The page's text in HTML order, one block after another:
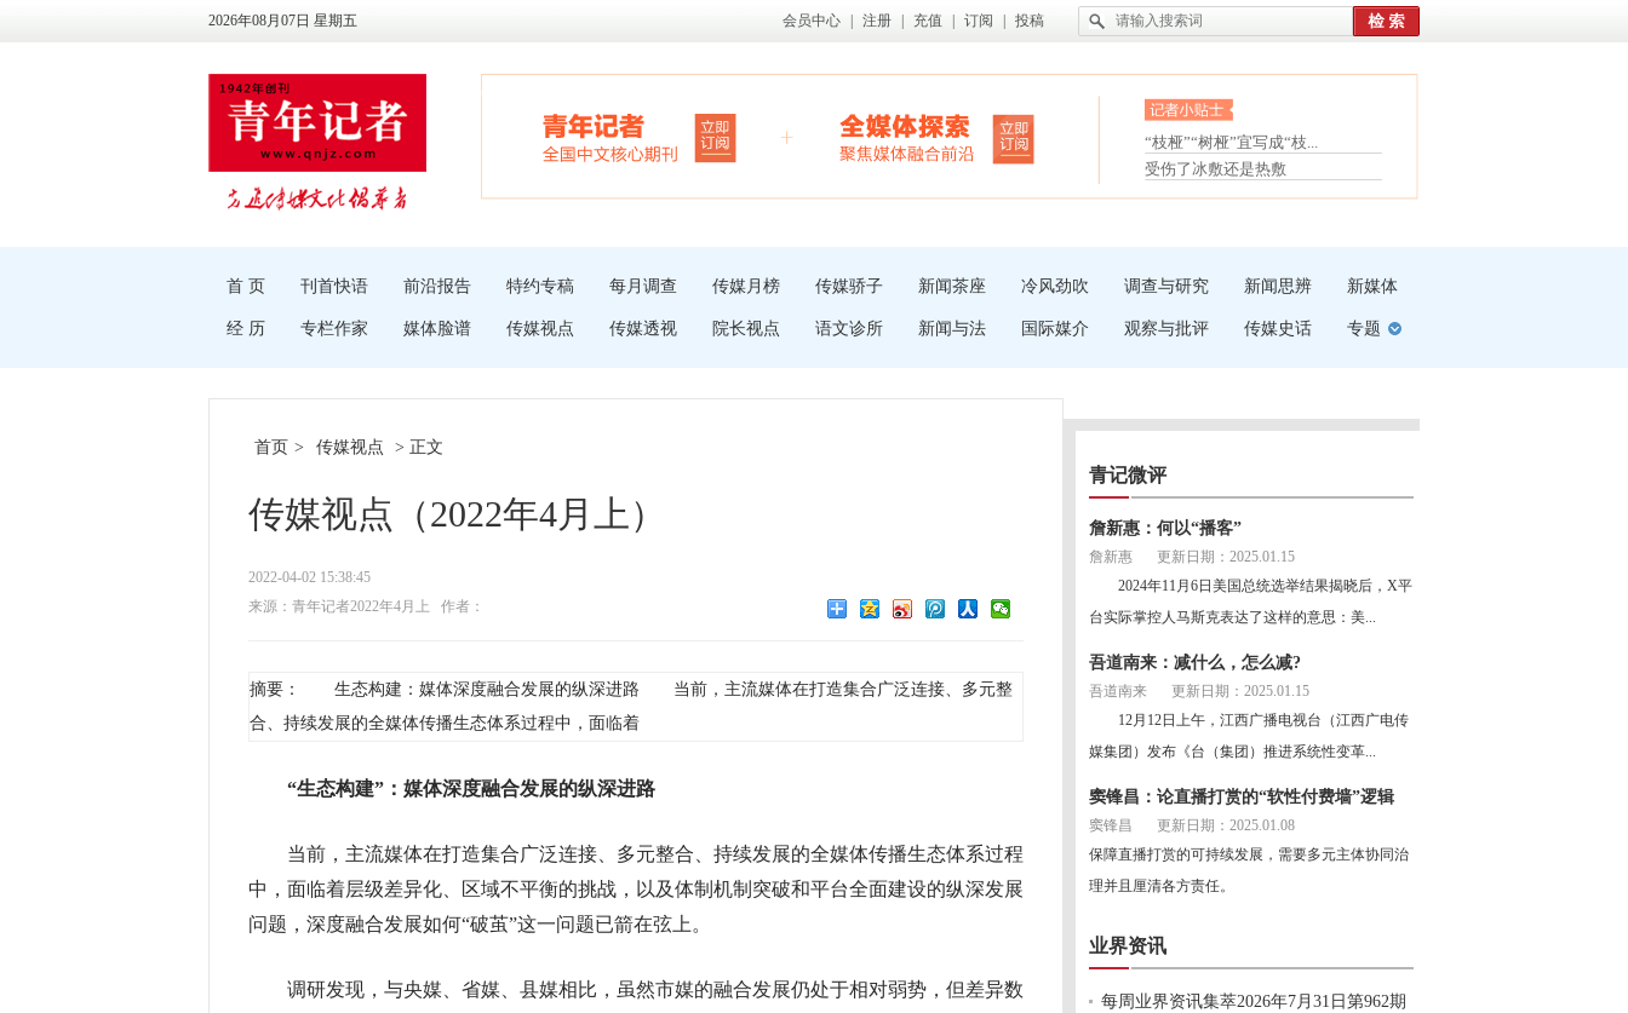
2026年08月07日 星期五 会员中心 注册 充值 订阅 投稿
眼白变红或是结膜下出血
“枝桠”“树桠”宜写成“枝...
夏天缓解疲劳有三招
护腰，摆脱六大坏习惯
受伤了冰敷还是热敷
白内障治疗的误区
首 页 刊首快语 前沿报告 特约专稿 每月调查 传媒月榜 传媒骄子 新闻茶座 冷风劲吹 调查与研究 新闻思辨 新媒体
经 历 专栏作家 媒体脸谱 传媒视点 传媒透视 院长视点 语文诊所 新闻与法 国际媒介 观察与批评 传媒史话 专题
首页 > 传媒视点 > 正文
传媒视点（2022年4月上）
2022-04-02 15:38:45
来源：青年记者2022年4月上
作者：
摘要： 生态构建：媒体深度融合发展的纵深进路 当前，主流媒体在打造集合广泛连接、多元整
合、持续发展的全媒体传播生态体系过程中，面临着
“生态构建”：媒体深度融合发展的纵深进路
当前，主流媒体在打造集合广泛连接、多元整合、持续发展的全媒体传播生态体系过程
中，面临着层级差异化、区域不平衡的挑战，以及体制机制突破和平台全面建设的纵深发展
问题，深度融合发展如何“破茧”这一问题已箭在弦上。
调研发现，与央媒、省媒、县媒相比，虽然市媒的融合发展仍处于相对弱势，但差异数
青记微评
詹新惠：何以“播客”
詹新惠
更新日期：2025.01.15
2024年11月6日美国总统选举结果揭晓后，X平
台实际掌控人马斯克表达了这样的意思：美...
吾道南来：减什么，怎么减?
吾道南来
更新日期：2025.01.15
12月12日上午，江西广播电视台（江西广电传
媒集团）发布《台（集团）推进系统性变革...
窦锋昌：论直播打赏的“软性付费墙”逻辑
窦锋昌
更新日期：2025.01.08
保障直播打赏的可持续发展，需要多元主体协同治
理并且厘清各方责任。
业界资讯
每周业界资讯集萃2026年7月31日第962期